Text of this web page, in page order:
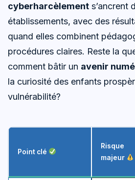
cyberharcèlement s’ancrent
établissements, avec des
quand elles combinent
procédures claires. Reste la
comment bâtir un avenir
la curiosité des enfants
vulnérabilité?
Point clé
Risque
majeur